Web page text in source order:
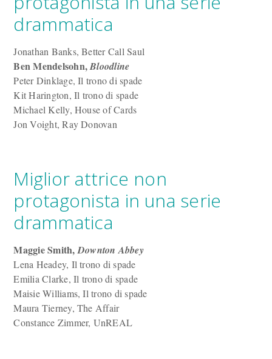
drammatica
Jonathan Banks, Better Call Saul
Ben Mendelsohn,Bloodline
Peter Dinklage, Il trono di spade
Kit Harington, Il trono di spade
Michael Kelly, House of Cards
Jon Voight, Ray Donovan
Miglior attrice non
protagonista in una serie
drammatica
Maggie Smith,Downton Abbey
Lena Headey, Il trono di spade
Emilia Clarke, Il trono di spade
Maisie Williams, Il trono di spade
Maura Tierney, The Affair
Constance Zimmer, UnREAL